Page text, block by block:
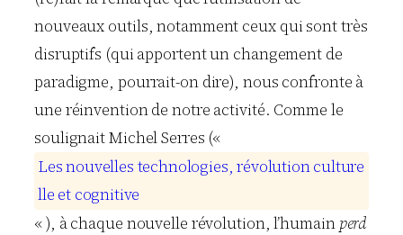
nouveaux outils, notamment ceux qui sont très
disruptifs (qui apportent un changement de
paradigme, pourrait-on dire), nous confronte à
une réinvention de notre activité. Comme le
soulignait Michel Serres («
Lesnouvelles technologies, révolutionculture
lle et cognitive
« ), à chaque nouvelle révolution, l’humain perd